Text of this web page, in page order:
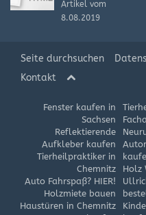
Artikel vom
8.08.2019
Seite durchsuchen
Kontakt
Fenster kaufen in
Sachsen
Reflektierende
Aufkleber kaufen
Tierheilpraktiker in
Chemnitz
Auto Fahrspaß? HIER!
Holzmiete bauen
Haustüren in Chemnitz
Holz